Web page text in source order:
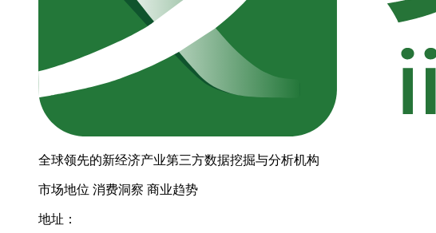
全球领先的新经济产业第三方数据挖掘与分析机构
市场地位 消费洞察 商业趋势
地址：